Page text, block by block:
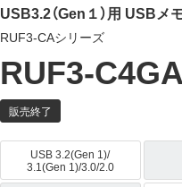
USB3.2（Gen１）用 USB
RUF3-CAシリーズ
RUF3-
USB 3.2(Gen 1)/
3.1(Gen 1)/3.0/2.0